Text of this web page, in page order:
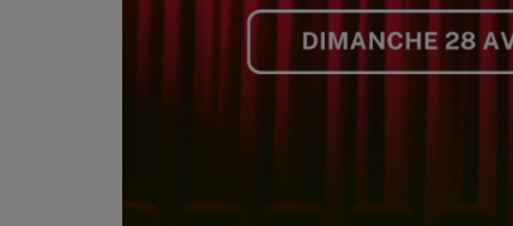
VOTRE PUBLICITÉ SUR PONTACQ RADIO